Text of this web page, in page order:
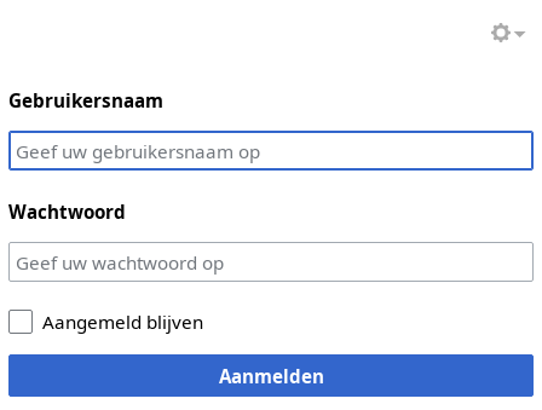
Gebruikersnaam
Wachtwoord
Aangemeld blijven
Aanmelden